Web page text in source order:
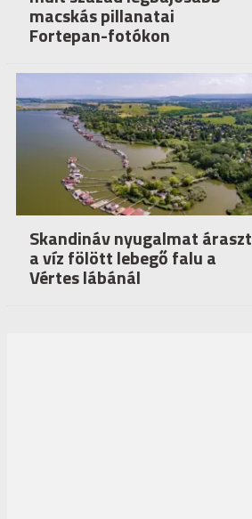
macskás pillanatai
Fortepan-fotókon
Skandináv nyugalmat áraszt
a víz fölött lebegő falu a
Vértes lábánál